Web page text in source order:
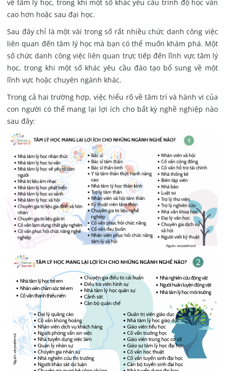
về tâm lý học, trong khi một số khác yêu cầu trình độ học vấn
cao hơn hoặc sau đại học.
Sau đây chỉ là một vài trong số rất nhiều chức danh công việc
liên quan đến tâm lý học mà bạn có thể muốn khám phá. Một
số chức danh công việc liên quan trực tiếp đến lĩnh vực tâm lý
học, trong khi một số khác yêu cầu đào tạo bổ sung về một
lĩnh vực hoặc chuyên ngành khác.
Trong cả hai trường hợp, việc hiểu rõ về tâm trí và hành vi của
con người có thể mang lại lợi ích cho bất kỳ nghề nghiệp nào
sau đây: